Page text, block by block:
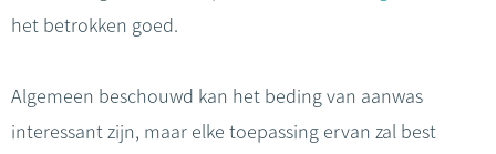
het betrokken goed.
Algemeen beschouwd kan het beding van aanwas
interessant zijn, maar elke toepassing ervan zal best